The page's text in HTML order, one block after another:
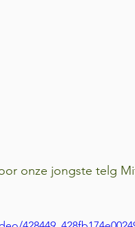
onze jongste telg